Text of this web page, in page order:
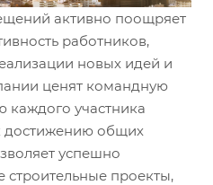
активно поощряет
работников,
новых идей и
ценят командную
каждого участника
достижению общих
успешно
строительные проекты,